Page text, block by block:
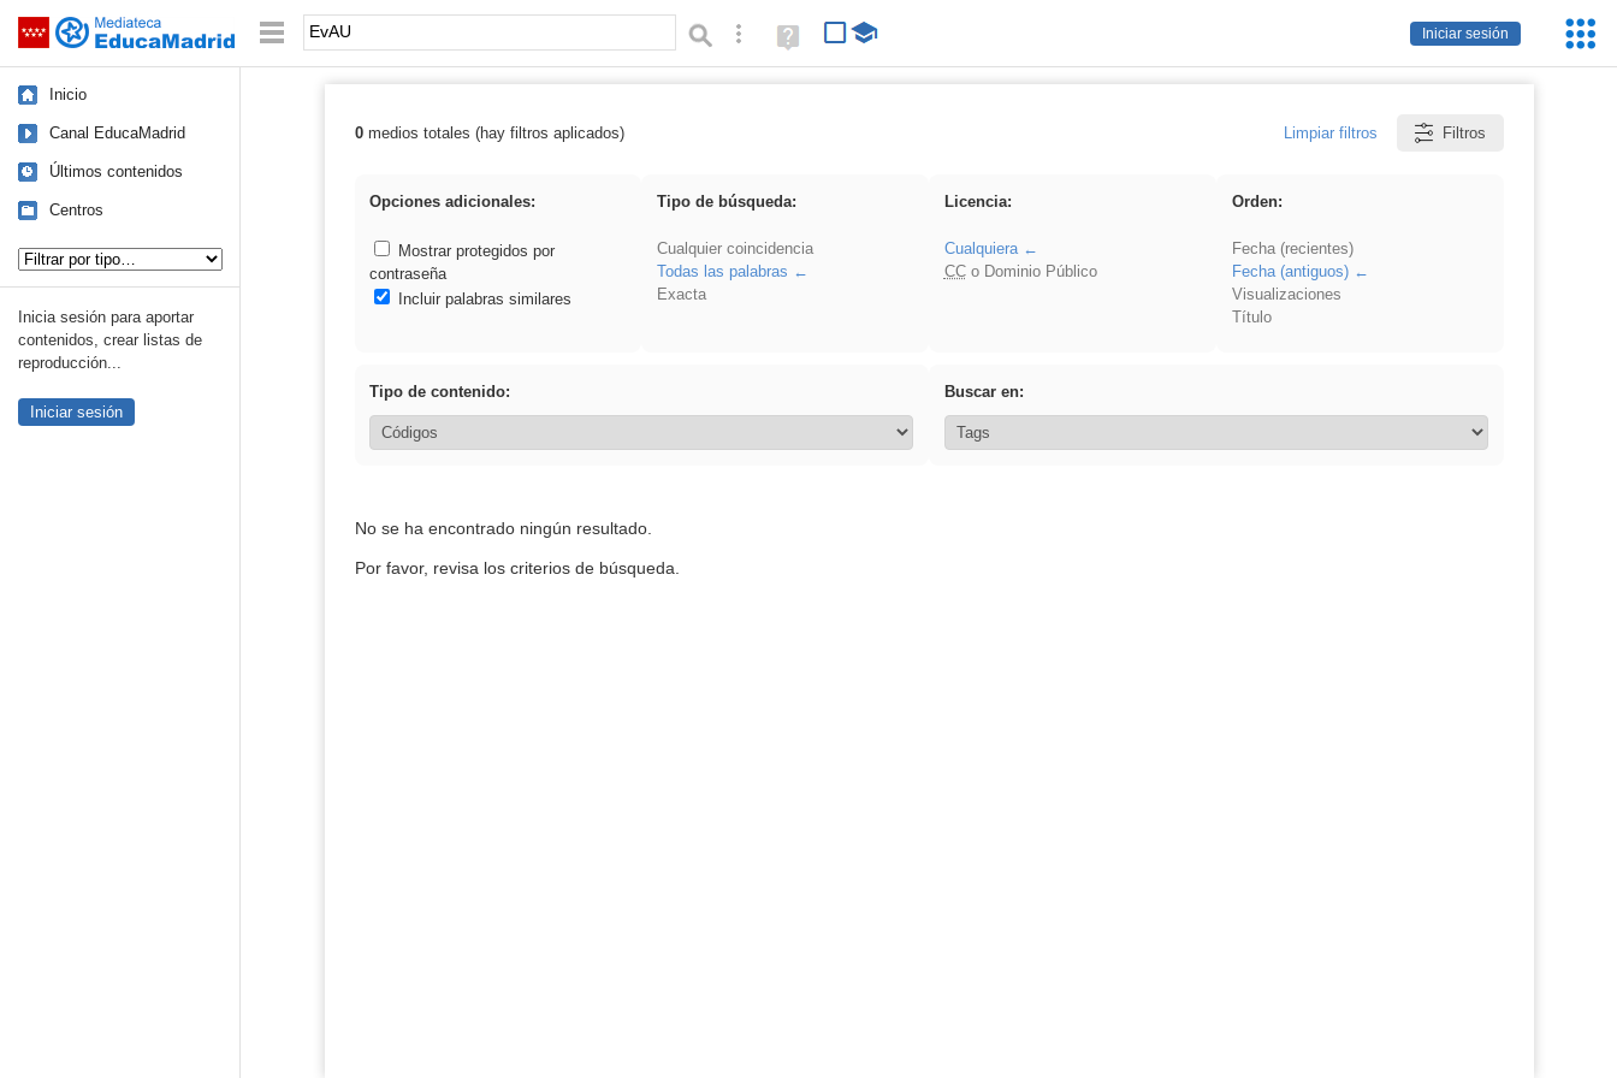
Saltar navegación
Iniciar sesión
Palabra o frase: Búsqueda avanzada
Ayuda
(en
Inicio
Canal EducaMadrid
Últimos contenidos
Centros
Inicia sesión para aportar
contenidos, crear listas de
reproducción...
Iniciar sesión
Resultados de: EvAU
0medios totales (hay filtros aplicados) Limpiar filtros Filtros
Opciones adicionales:
Mostrar protegidos por
contraseña
Incluir palabras similares
Tipo de búsqueda:
Cualquier coincidencia
Todas las palabras
Exacta
Licencia:
Cualquiera
CCo Dominio Público
Orden:
Fecha (recientes)
Fecha (antiguos)
Visualizaciones
Título
Tipo de contenido: Buscar en:
No se ha encontrado ningún resultado.
Por favor, revisa los criterios de búsqueda.